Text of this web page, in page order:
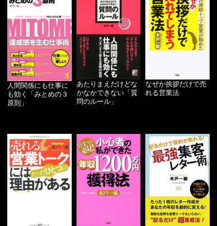
人間関係にも仕事に
も効く「みとめの３
原則」
あたりまえだけどな
かなかできない「質
問のルール」
なぜか挨拶だけで売
れる営業法